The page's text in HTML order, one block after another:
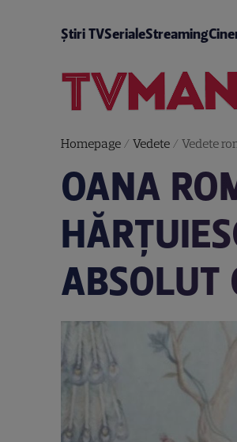
Știri TVSerialeStreaming
Homepage/ Vedete/ Vedete
OANA
ABSOLUT